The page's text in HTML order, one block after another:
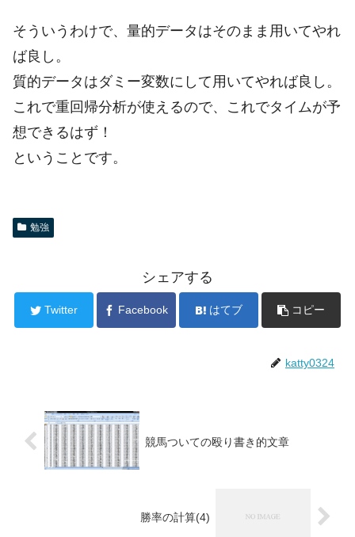
そういうわけで、量的データはそのまま用いてやれ
ば良し。
質的データはダミー変数にして用いてやれば良し。
これで重回帰分析が使えるので、これでタイムが予
想できるはず！
ということです。
勉強
シェアする
Twitter Facebook はてブ コピー
katty0324
競馬ついての殴り書き的文章
勝率の計算(4)